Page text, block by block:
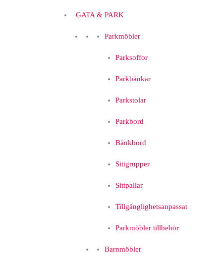
GATA & PARK
Parkmöbler
Parksoffor
Parkbänkar
Parkstolar
Parkbord
Bänkbord
Sittgrupper
Sittpallar
Tillgänglighetsanpassat
Parkmöbler tillbehör
Barnmöbler